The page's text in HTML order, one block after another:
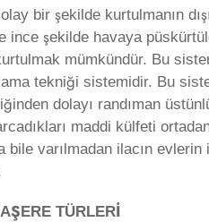
bir şekilde kurtulmanın
şekilde havaya
mümkündür. Bu
tekniği sistemidir. Bu
dolayı randıman
maddi külfeti
varılmadan ilacın
TÜRLERİ